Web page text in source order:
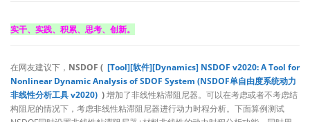
实干、实践、积累、思考、创新。
在网友建议下， NSDOF ( [Tool][软件][Dynamics] NSDOF v2020: A Tool for
Nonlinear Dynamic Analysis of SDOF System (NSDOF单自由度系统动力
非线性分析工具 v2020) )增加了非线性粘滞阻尼器。可以在考虑或者不考虑结
构阻尼的情况下，考虑非线性粘滞阻尼器进行动力时程分析。下面算例测试